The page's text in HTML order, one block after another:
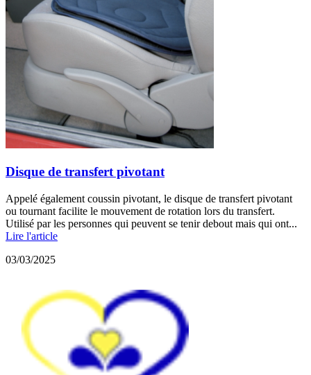
Disque de transfert pivotant
Appelé également coussin pivotant, le disque de transfert pivotant
ou tournant facilite le mouvement de rotation lors du transfert.
Utilisé par les personnes qui peuvent se tenir debout mais qui ont...
Lire l'article
03/03/2025